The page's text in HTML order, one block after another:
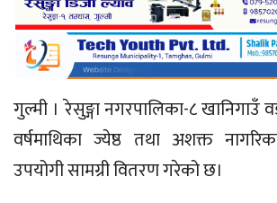
गुल्मी । रेसुङ्गा नगरपालिका-८ खानिगाउँ
वर्षमाथिका ज्येष्ठ तथा अशक्त
उपयोगी सामग्री वितरण गरेको छ।